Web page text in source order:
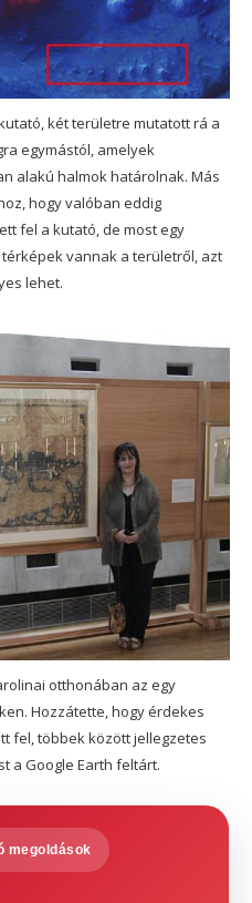
két területre mutatott rá a
egymástól, amelyek
alakú halmok határolnak. Más
hogy valóban eddig
fel a kutató, de most egy
vannak a területről, azt
lehet.
otthonában az egy
Hozzátette, hogy érdekes
fel, többek között jellegzetes
a Google Earth feltárt.
megoldások